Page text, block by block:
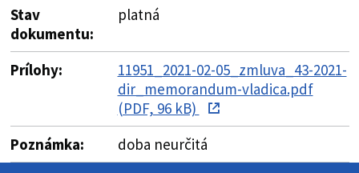
Stav
dokumentu:
platná
Prílohy:
11951_2021-02-05_zmluva_43-2021-
dir_memorandum-vladica.pdf
(PDF, 96 kB)
Poznámka:
doba neurčitá